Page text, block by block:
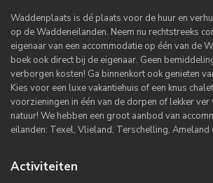
Waddenplaats is dé plaats voor de huur en
op de Waddeneilanden. Neem nu rechtstreeks
eigenaar van een accommodatie op één van de
boek ook direct bij de eigenaar. Geen
verborgen kosten! Ga binnenkort ook genieten
Kies voor een luxe vakantiehuis of een knus
voorzieningen in één van de dorpen of lekker ver
natuur! We hebben een groot aanbod van
eilanden: Texel, Vlieland, Terschelling, Ameland
Activiteiten